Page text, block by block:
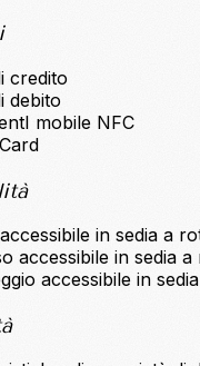
credito
debito
mobile NFC
in sedia a
accessibile in sedia a
accessibile in